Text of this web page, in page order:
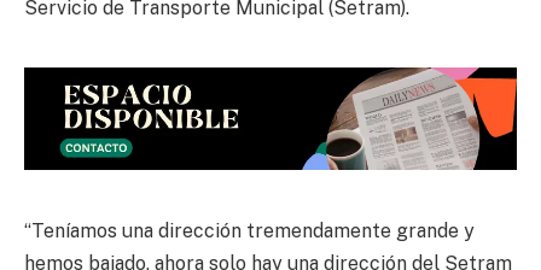
Servicio de Transporte Municipal (Setram).
“Teníamos una dirección tremendamente grande y
hemos bajado, ahora solo hay una dirección del Setram